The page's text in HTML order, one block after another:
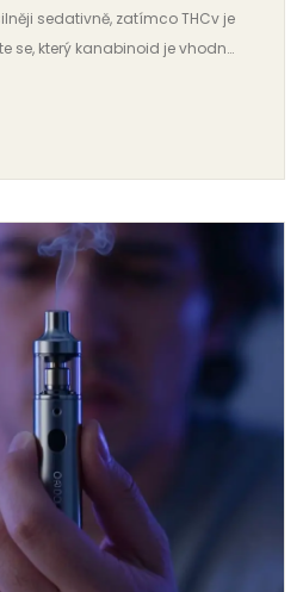
sedativně, zatímco THCv je
se, který kanabinoid je vhodný